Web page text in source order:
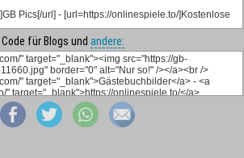
Code für Blogs und andere: